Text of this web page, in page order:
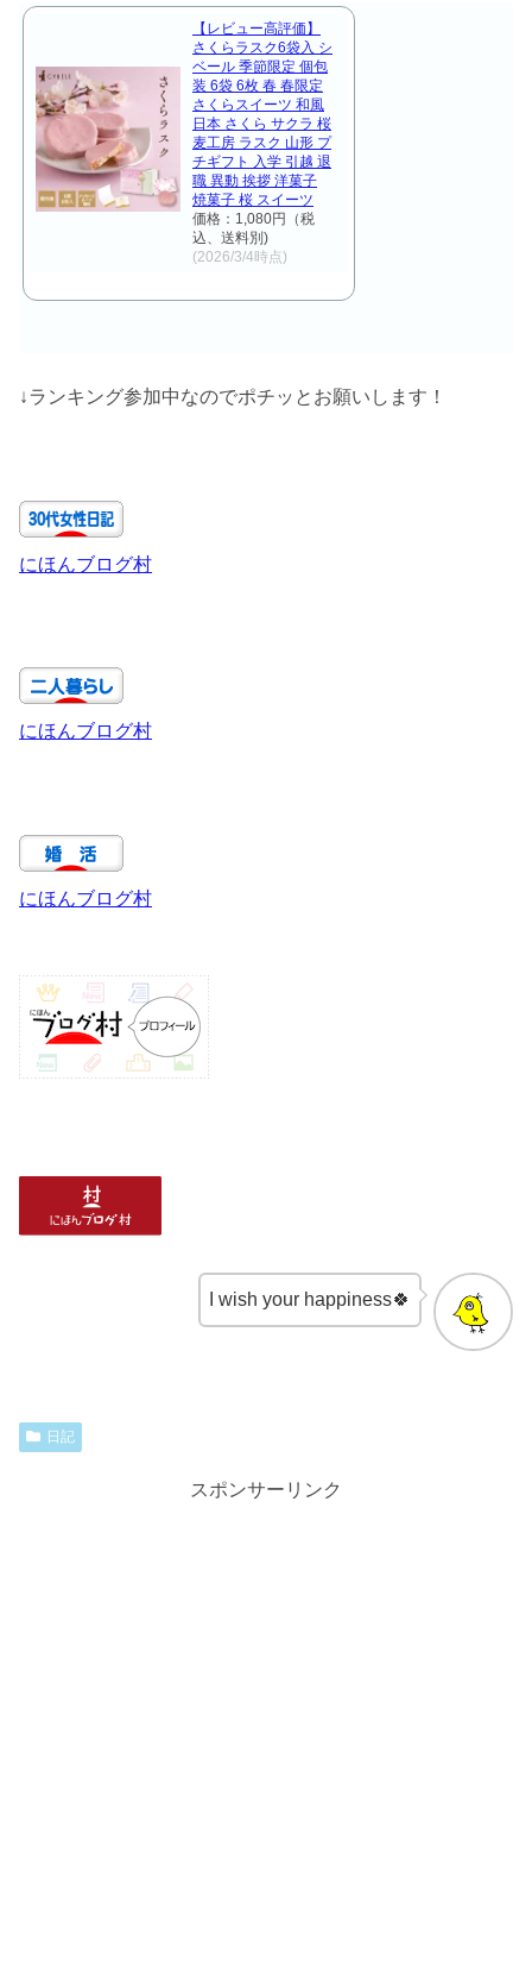
【レビュー高評価】
さくらラスク6袋入 シ
ベール 季節限定 個包
装 6袋 6枚 春 春限定
さくらスイーツ 和風
日本 さくら サクラ 桜
麦工房 ラスク 山形 プ
チギフト 入学 引越 退
職 異動 挨拶 洋菓子
焼菓子 桜 スイーツ
価格：1,080円（税
込、送料別)
(2026/3/4時点)
↓ランキング参加中なのでポチッとお願いします！
にほんブログ村
にほんブログ村
にほんブログ村
I wish your happiness🍀
日記
スポンサーリンク